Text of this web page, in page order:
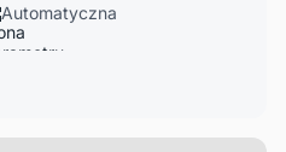
Automatyczna